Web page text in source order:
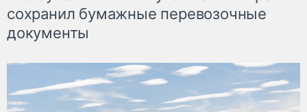
сохранил бумажные перевозочные
документы